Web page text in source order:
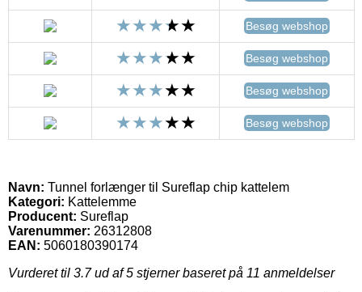
Besøg webshop
Besøg webshop
Besøg webshop
Besøg webshop
Navn: Tunnel forlænger til Sureflap chip kattelem
Kategori: Kattelemme
Producent: Sureflap
Varenummer: 26312808
EAN: 5060180390174
Vurderet til 3.7ud af 5 stjerner baseret på 11 anmeldelser